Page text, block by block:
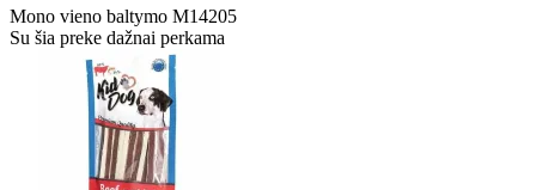
Mono vieno baltymo M14205
Su šia preke dažnai perkama